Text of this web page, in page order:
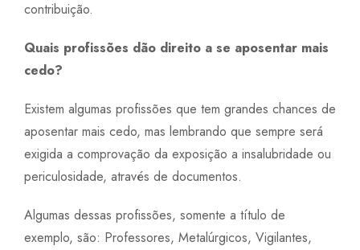
contribuição.
Quais profissões dão direito a se aposentar mais
cedo?
Existem algumas profissões que tem grandes chances de
aposentar mais cedo, mas lembrando que sempre será
exigida a comprovação da exposição a insalubridade ou
periculosidade, através de documentos.
Algumas dessas profissões, somente a título de
exemplo, são: Professores, Metalúrgicos, Vigilantes,